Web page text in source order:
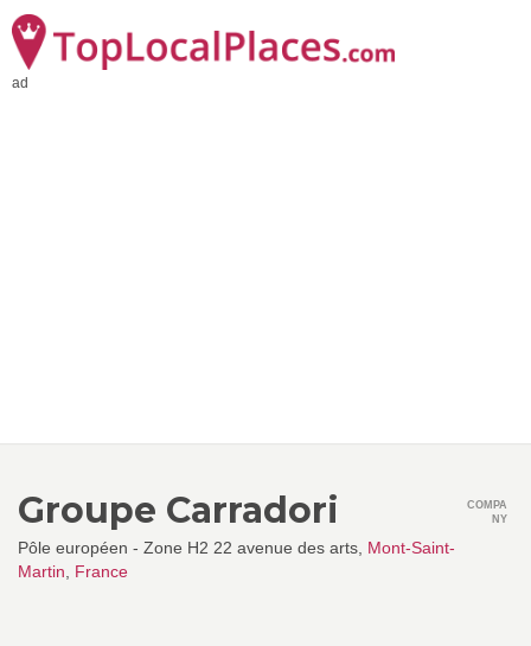
ad
Groupe Carradori
Pôle européen - Zone H2 22 avenue des arts, Mont-Saint-
Martin
France
COMPA
NY